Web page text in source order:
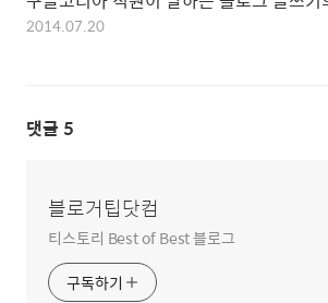
2014.07.20
댓글 5
블로거팁닷컴
티스토리 Best of Best 블로그
구독하기